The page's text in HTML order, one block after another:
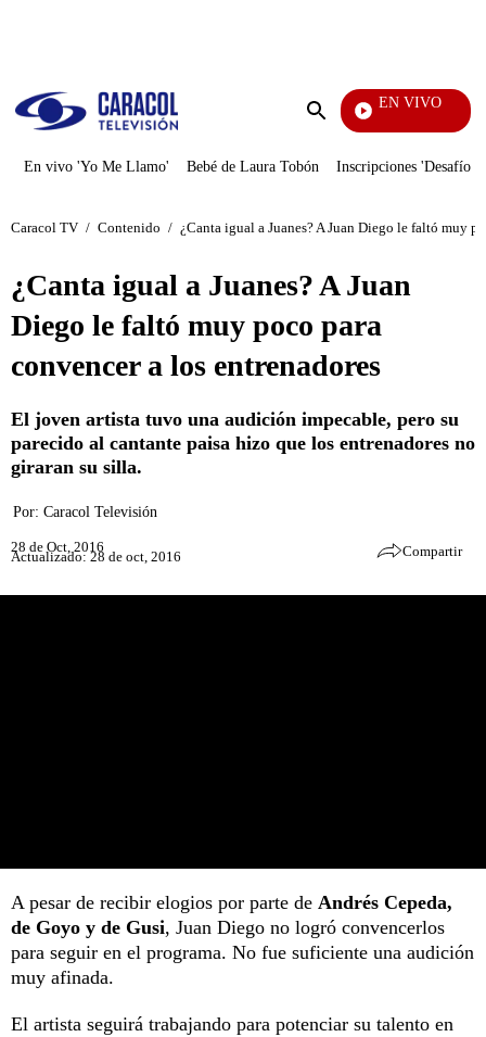
Enviar
EN VIVO
Ciudad
En vivo 'Yo Me Llamo' Bebé de Laura Tobón Inscripciones 'Desafío'
Caracol TV / Contenido / ¿Canta igual a Juanes? A Juan Diego le faltó muy
¿Canta igual a Juanes? A Juan
Diego le faltó muy poco para
convencer a los entrenadores
El joven artista tuvo una audición impecable, pero su
parecido al cantante paisa hizo que los entrenadores no
giraran su silla.
Por: Caracol Televisión
28 de Oct, 2016
Actualizado: 28 de oct, 2016 Compartir
A pesar de recibir elogios por parte de Andrés Cepeda,
de Goyo y de Gusi, Juan Diego no logró convencerlos
para seguir en el programa. No fue suficiente una audición
muy afinada.
El artista seguirá trabajando para potenciar su talento en